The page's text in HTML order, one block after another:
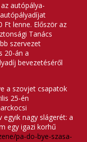
autópálya-
Ft lenne. Először az
Tanács
szervezet
20-án a
bevezetéséről
a szovjet csapatok
25-én
egyik nagy slágerét: a
egy igazi korhű
pa-do-bye-szasa-